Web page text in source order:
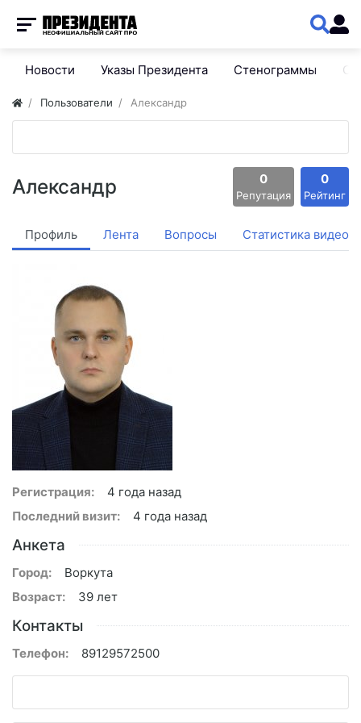
Новости Указы Президента Стенограммы
Пользователи Александр
Александр 0
Репутация
0
Рейтинг
Профиль Лента Вопросы Статистика видео
Регистрация:
4 года назад
Последний визит:
4 года назад
Анкета
Город:
Воркута
Возраст:
39 лет
Контакты
Телефон: 89129572500